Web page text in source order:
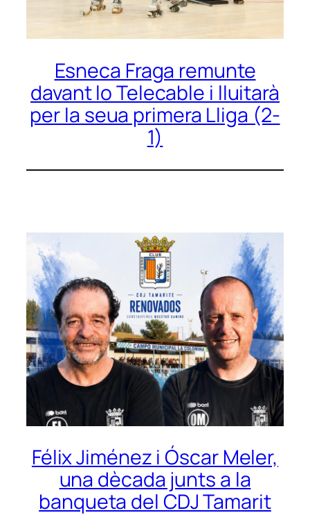
Esneca Fraga remunte
davant lo Telecable i lluitarà
per la seua primera Lliga (2-
1)
Félix Jiménez i Óscar Meler,
una dècada junts a la
banqueta del CDJ Tamarit